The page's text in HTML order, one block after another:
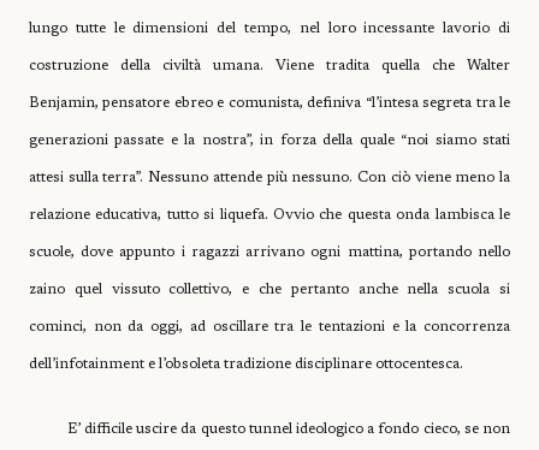
lungo tutte le dimensioni del tempo, nel loro incessante lavorio di
costruzione della civiltà umana. Viene tradita quella che Walter
Benjamin, pensatore ebreo e comunista, definiva “l’intesa segreta tra le
generazioni passate e la nostra”, in forza della quale “noi siamo stati
attesi sulla terra”. Nessuno attende più nessuno. Con ciò viene meno la
relazione educativa, tutto si liquefa. Ovvio che questa onda lambisca le
scuole, dove appunto i ragazzi arrivano ogni mattina, portando nello
zaino quel vissuto collettivo, e che pertanto anche nella scuola si
cominci, non da oggi, ad oscillare tra le tentazioni e la concorrenza
dell’infotainment e l’obsoleta tradizione disciplinare ottocentesca.
E’ difficile uscire da questo tunnel ideologico a fondo cieco, se non